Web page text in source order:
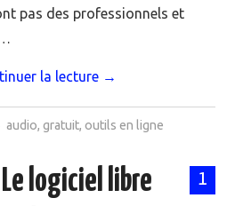
pas des professionnels et
la lecture →
audio, gratuit, outils en ligne
1
logiciel libre